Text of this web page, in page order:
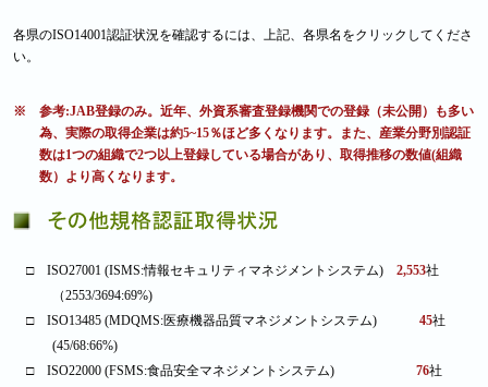
各県のISO14001認証状況を確認するには、上記、各県名をクリックしてくださ
い。
※ 参考:JAB登録のみ。近年、外資系審査登録機関での登録（未公開）も多い
為、実際の取得企業は約5~15％ほど多くなります。また、産業分野別認証
数は1つの組織で2つ以上登録している場合があり、取得推移の数値(組織
数）より高くなります。
□ ISO27001 (ISMS:情報セキュリティマネジメントシステム) 2,553社
（2553/3694:69%)
□ ISO13485 (MDQMS:医療機器品質マネジメントシステム)
45社
(45/68:66%)
□ ISO22000 (FSMS:食品安全マネジメントシステム)
76社